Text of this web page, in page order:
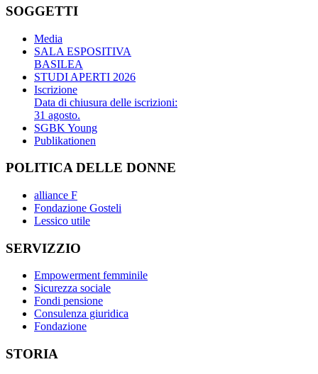
SOGGETTI
Media
SALA ESPOSITIVA
BASILEA
STUDI APERTI 2026
Iscrizione
Data di chiusura delle iscrizioni:
31 agosto.
SGBK Young
Publikationen
POLITICA DELLE DONNE
alliance F
Fondazione Gosteli
Lessico utile
SERVIZZIO
Empowerment femminile
Sicurezza sociale
Fondi pensione
Consulenza giuridica
Fondazione
STORIA